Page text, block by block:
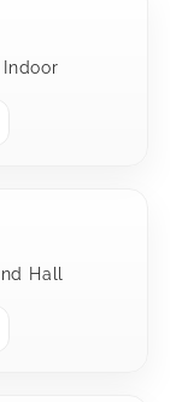
Indoor
Hall